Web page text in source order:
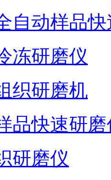
自动样品
冻研磨仪
织研磨机
品快速研磨
研磨仪